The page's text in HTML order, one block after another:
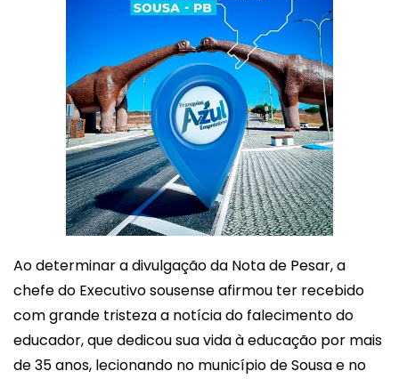
Ao determinar a divulgação da Nota de Pesar, a
chefe do Executivo sousense afirmou ter recebido
com grande tristeza a notícia do falecimento do
educador, que dedicou sua vida à educação por mais
de 35 anos, lecionando no município de Sousa e no